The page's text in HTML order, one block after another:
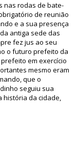
nas rodas de bate-
de reunião
e a sua presença
antiga sede das
fez jus ao seu
o futuro prefeito da
em exercício
mesmo eram
que o
seguiu sua
história da cidade,